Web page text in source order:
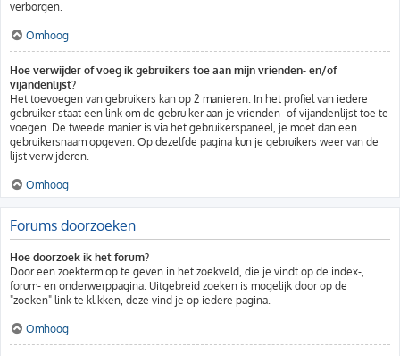
verborgen.
Omhoog
Hoe verwijder of voeg ik gebruikers toe aan mijn vrienden- en/of
vijandenlijst?
Het toevoegen van gebruikers kan op 2 manieren. In het profiel van iedere
gebruiker staat een link om de gebruiker aan je vrienden- of vijandenlijst toe te
voegen. De tweede manier is via het gebruikerspaneel, je moet dan een
gebruikersnaam opgeven. Op dezelfde pagina kun je gebruikers weer van de
lijst verwijderen.
Omhoog
Forums doorzoeken
Hoe doorzoek ik het forum?
Door een zoekterm op te geven in het zoekveld, die je vindt op de index-,
forum- en onderwerppagina. Uitgebreid zoeken is mogelijk door op de
"zoeken" link te klikken, deze vind je op iedere pagina.
Omhoog